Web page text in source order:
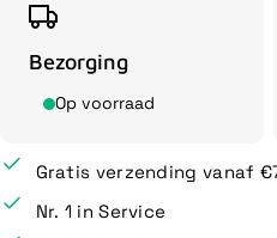
Bezorging
Op voorraad
Gratis verzending vanaf
Nr. 1 in Service